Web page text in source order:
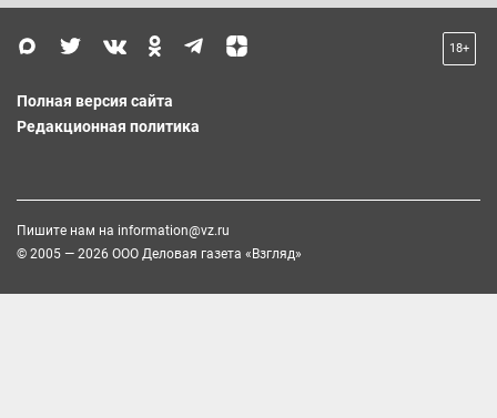
18+
Полная версия сайта
Редакционная политика
Пишите нам на information@vz.ru
© 2005 — 2026 ООО Деловая газета «Взгляд»